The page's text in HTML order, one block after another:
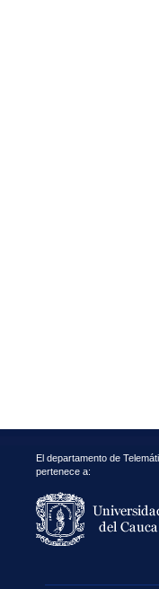
El departamento de
pertenece a: